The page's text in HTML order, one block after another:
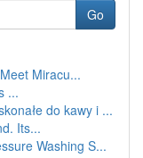
Go
Miracu...
...
do kawy i ...
Its...
Washing S...